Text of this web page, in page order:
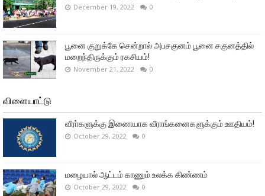
December 19, 2022 0
பூனை குறுக்கே சென்றால் அபசகுனம் பூனை சகுனத்தில்
மறைந்திருக்கும் ரகசியம்!
November 21, 2022 0
விளையாட்டு
வீரா்களுக்கு இணையாக வீராங்கனைகளுக்கும் ஊதியம்!
October 29, 2022 0
மழையால் ஆட்டம் காணும் உலக்க கிண்ணம்
October 29, 2022 0